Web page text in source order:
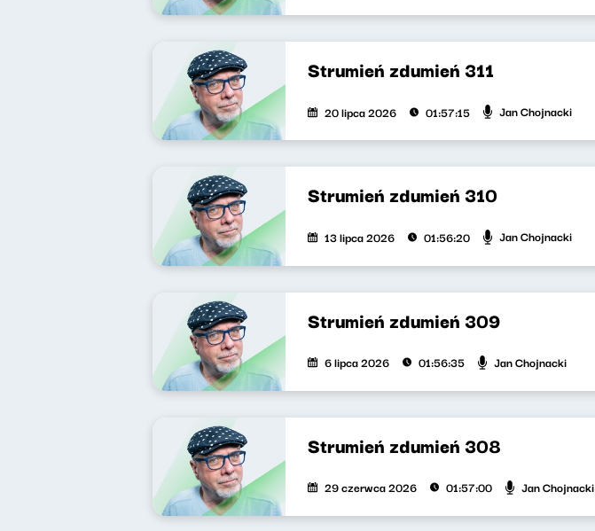
Strumień zdumień 311
20 lipca 2026 01:57:15 Jan Chojnacki
Strumień zdumień 310
13 lipca 2026 01:56:20 Jan Chojnacki
Strumień zdumień 309
6 lipca 2026 01:56:35 Jan Chojnacki
Strumień zdumień 308
29 czerwca 2026 01:57:00 Jan Chojnacki